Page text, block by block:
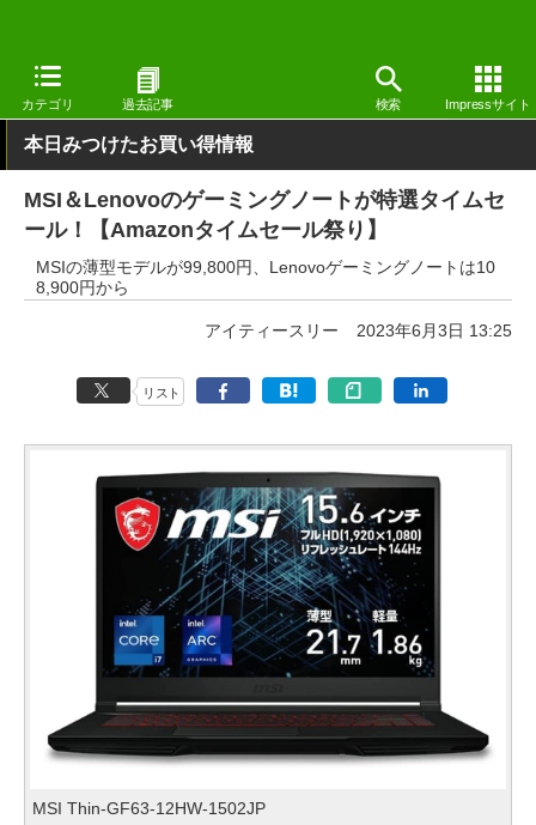
カテゴリ 過去記事 検索 Impressサイト
窓の杜 システム・ファイル その他
本日みつけたお買い得情報
MSI＆Lenovoのゲーミングノートが特選タイムセ
ール！【Amazonタイムセール祭り】
MSIの薄型モデルが99,800円、Lenovoゲーミングノートは10
8,900円から
アイティースリー 2023年6月3日 13:25
リスト
MSI Thin-GF63-12HW-1502JP